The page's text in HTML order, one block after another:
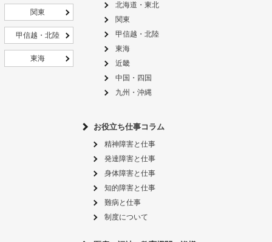
関東
甲信越・北陸
東海
北海道・東北
関東
甲信越・北陸
東海
近畿
中国・四国
九州・沖縄
お役立ち仕事コラム
精神障害と仕事
発達障害と仕事
身体障害と仕事
知的障害と仕事
難病と仕事
制度について